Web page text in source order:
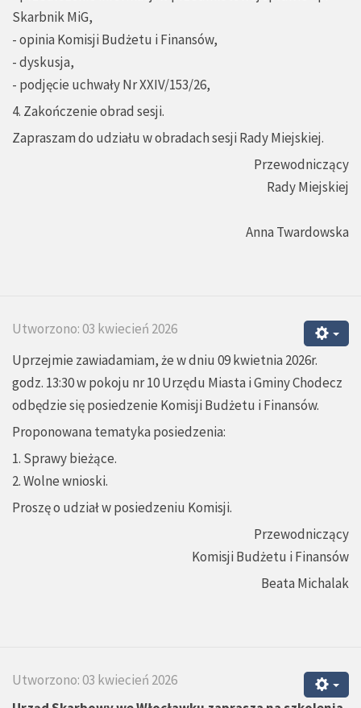
Skarbnik MiG,
- opinia Komisji Budżetu i Finansów,
- dyskusja,
- podjęcie uchwały Nr XXIV/153/26,
4. Zakończenie obrad sesji.
Zapraszam do udziału w obradach sesji Rady Miejskiej.
Przewodniczący
Rady Miejskiej
Anna Twardowska
Utworzono: 03 kwiecień 2026
Uprzejmie zawiadamiam, że w dniu 09 kwietnia 2026r.
godz. 13:30 w pokoju nr 10 Urzędu Miasta i Gminy Chodecz
odbędzie się posiedzenie Komisji Budżetu i Finansów.
Proponowana tematyka posiedzenia:
1. Sprawy bieżące.
2. Wolne wnioski.
Proszę o udział w posiedzeniu Komisji.
Przewodniczący
Komisji Budżetu i Finansów
Beata Michalak
Utworzono: 03 kwiecień 2026